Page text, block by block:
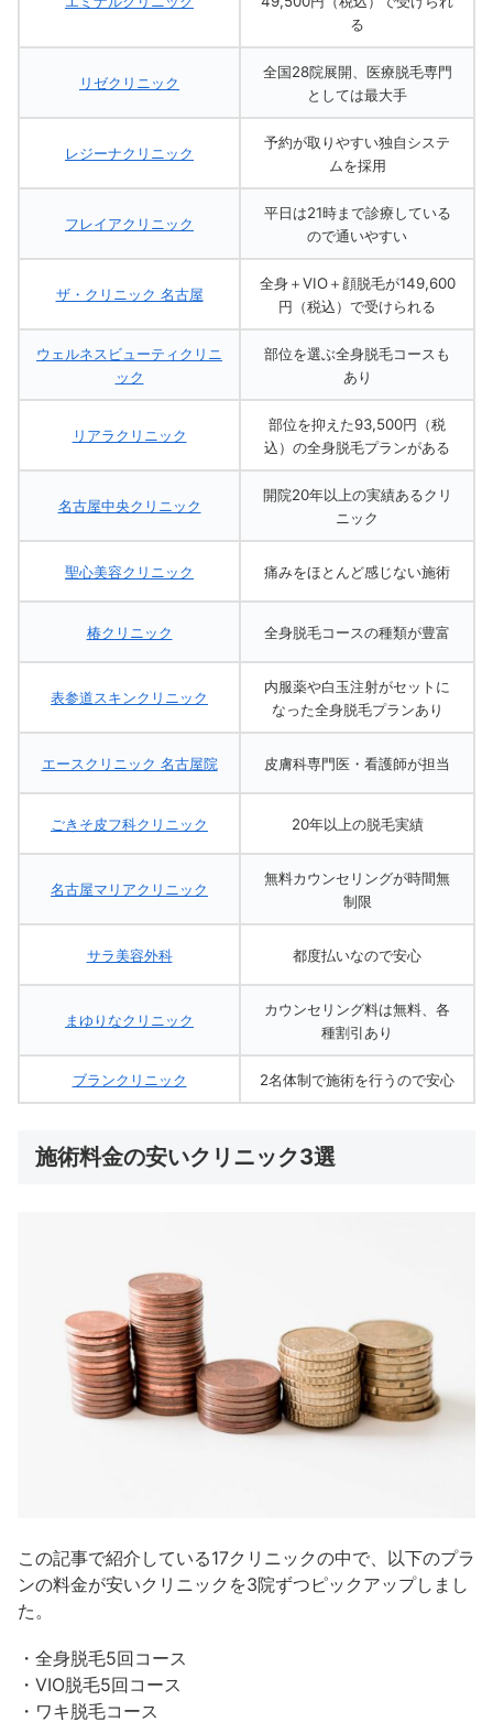
る
リゼクリニック
全国28院展開、医療脱毛専門
としては最大手
レジーナクリニック
予約が取りやすい独自システ
ムを採用
フレイアクリニック
平日は21時まで診療している
ので通いやすい
ザ・クリニック 名古屋
全身＋VIO＋顔脱毛が149,600
円（税込）で受けられる
ウェルネスビューティクリニ
ック
部位を選ぶ全身脱毛コースも
あり
リアラクリニック
部位を抑えた93,500円（税
込）の全身脱毛プランがある
名古屋中央クリニック
開院20年以上の実績あるクリ
ニック
聖心美容クリニック 痛みをほとんど感じない施術
椿クリニック 全身脱毛コースの種類が豊富
表参道スキンクリニック
内服薬や白玉注射がセットに
なった全身脱毛プランあり
エースクリニック 名古屋院 皮膚科専門医・看護師が担当
ごきそ皮フ科クリニック 20年以上の脱毛実績
名古屋マリアクリニック
無料カウンセリングが時間無
制限
サラ美容外科 都度払いなので安心
まゆりなクリニック
カウンセリング料は無料、各
種割引あり
ブランクリニック 2名体制で施術を行うので安心
施術料金の安いクリニック3選
この記事で紹介している17クリニックの中で、以下のプラ
ンの料金が安いクリニックを3院ずつピックアップしまし
た。
・全身脱毛5回コース
・VIO脱毛5回コース
・ワキ脱毛コース